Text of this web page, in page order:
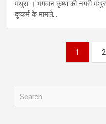
मथुरा । भगवान कृष्ण की नगरी
दुष्कर्म के मामले…
1 2